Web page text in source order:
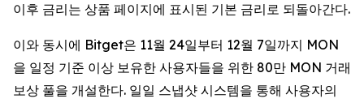
이후 금리는 상품 페이지에 표시된 기본 금리로 되돌아간다.
이와 동시에 Bitget은 11월 24일부터 12월 7일까지 MON
을 일정 기준 이상 보유한 사용자들을 위한 80만 MON 거래
보상 풀을 개설한다. 일일 스냅샷 시스템을 통해 사용자의